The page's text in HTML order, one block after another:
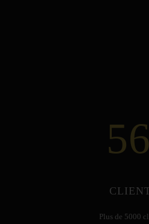
Plus de 5000